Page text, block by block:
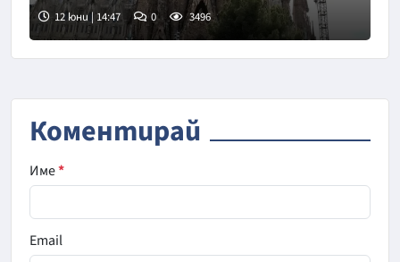
12 юни | 14:47 0 3496
Коментирай
Име*
Email